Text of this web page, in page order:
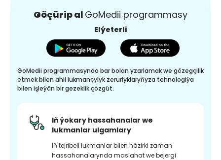
Göçürip al GoMedii programmasy
Elýeterli
GoMedii programmasynda bar bolan yzarlamak we gözegçilik
etmek bilen ähli lukmançylyk zerurlyklaryňyza tehnologiýa
bilen işleýän bir gezeklik çözgüt.
Iň ýokary hassahanalar we
lukmanlar ulgamlary
Iň tejribeli lukmanlar bilen häzirki zaman
hassahanalarynda maslahat we bejergi